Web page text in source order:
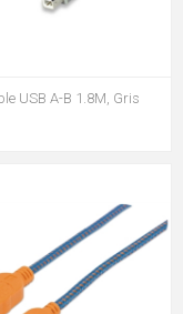
USB A-B 1.8M, Gris